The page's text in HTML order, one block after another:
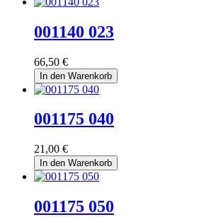
001140 023
66,50 €
In den Warenkorb
001175 040
21,00 €
In den Warenkorb
001175 050